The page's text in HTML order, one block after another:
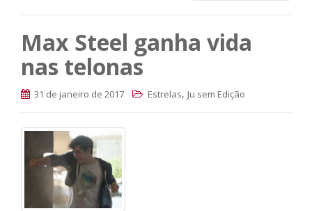
Max Steel ganha vida
nas telonas
31 de janeiro de 2017 Estrelas, Ju sem Edição